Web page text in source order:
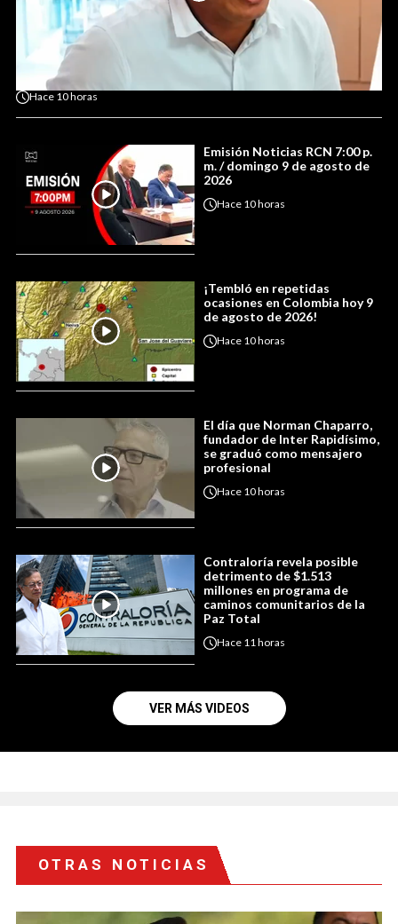
Hace 10 horas
Emisión Noticias RCN 7:00 p.
m. / domingo 9 de agosto de
2026
Hace 10 horas
¡Tembló en repetidas
ocasiones en Colombia hoy 9
de agosto de 2026!
Hace 10 horas
El día que Norman Chaparro,
fundador de Inter Rapidísimo,
se graduó como mensajero
profesional
Hace 10 horas
Contraloría revela posible
detrimento de $1.513
millones en programa de
caminos comunitarios de la
Paz Total
Hace 11 horas
VER MÁS VIDEOS
OTRAS NOTICIAS